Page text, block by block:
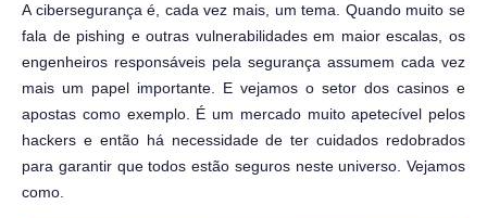
A cibersegurança é, cada vez mais, um tema. Quando muito se
fala de pishing e outras vulnerabilidades em maior escalas, os
engenheiros responsáveis pela segurança assumem cada vez
mais um papel importante. E vejamos o setor dos casinos e
apostas como exemplo. É um mercado muito apetecível pelos
hackers e então há necessidade de ter cuidados redobrados
para garantir que todos estão seguros neste universo. Vejamos
como.